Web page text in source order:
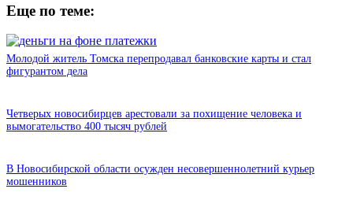
Еще по теме:
Молодой житель Томска перепродавал банковские карты и стал
фигурантом дела
Четверых новосибирцев арестовали за похищение человека и
вымогательство 400 тысяч рублей
В Новосибирской области осужден несовершеннолетний курьер
мошенников